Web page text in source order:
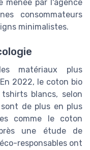
menée par l'agence
consommateurs
minimalistes.
matériaux plus
2022, le coton bio
blancs, selon
de plus en plus
comme le coton
une étude de
responsables ont